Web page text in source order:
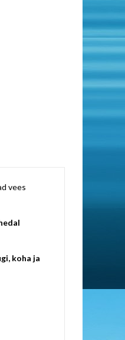
vees
koha ja